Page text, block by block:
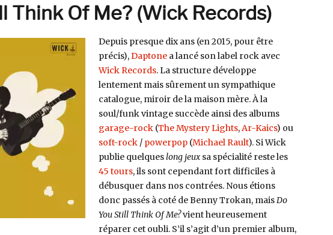
Think Of Me? (Wick Records)
Depuis presque dix ans (en 2015, pour être
précis),Daptonea lancé son label rock avec
Wick Records. La structure développe
lentement mais sûrement un sympathique
catalogue, miroir de la maison mère. À la
soul/funk vintage succède ainsi des albums
garage-rock(The Mystery Lights,Ar-Kaics) ou
soft-rock / powerpop(Michael Rault). Si Wick
publie quelqueslong jeux sa spécialité reste les
45 tours, ils sont cependant fort difficiles à
débusquer dans nos contrées. Nous étions
donc passés à coté de Benny Trokan, maisDo
You Still Think Of Me?vient heureusement
réparer cet oubli. S’il s’agit d’un premier album,